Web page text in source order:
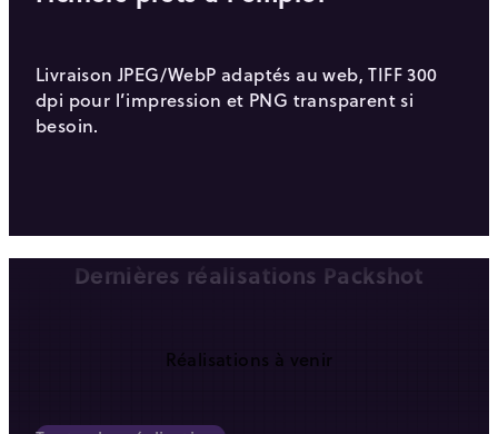
Livraison JPEG/WebP adaptés au web, TIFF 300
dpi pour l’impression et PNG transparent si
besoin.
Dernières réalisations Packshot
Réalisations à venir